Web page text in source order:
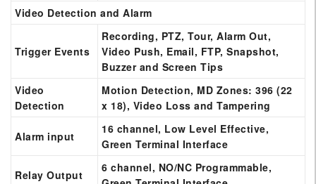
Video Detection and Alarm
Trigger Events
Recording, PTZ, Tour, Alarm Out,
Video Push, Email, FTP, Snapshot,
Buzzer and Screen Tips
Video
Detection
Motion Detection, MD Zones: 396 (22
x 18), Video Loss and Tampering
Alarm input
16 channel, Low Level Effective,
Green Terminal Interface
Relay Output
6 channel, NO/NC Programmable,